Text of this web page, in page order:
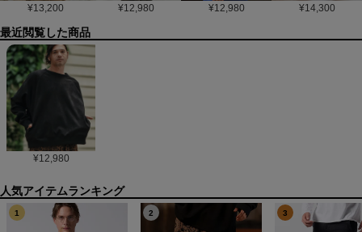
¥13,200 ¥12,980 ¥12,980 ¥14,300
最近閲覧した商品
¥12,980
1 2 3